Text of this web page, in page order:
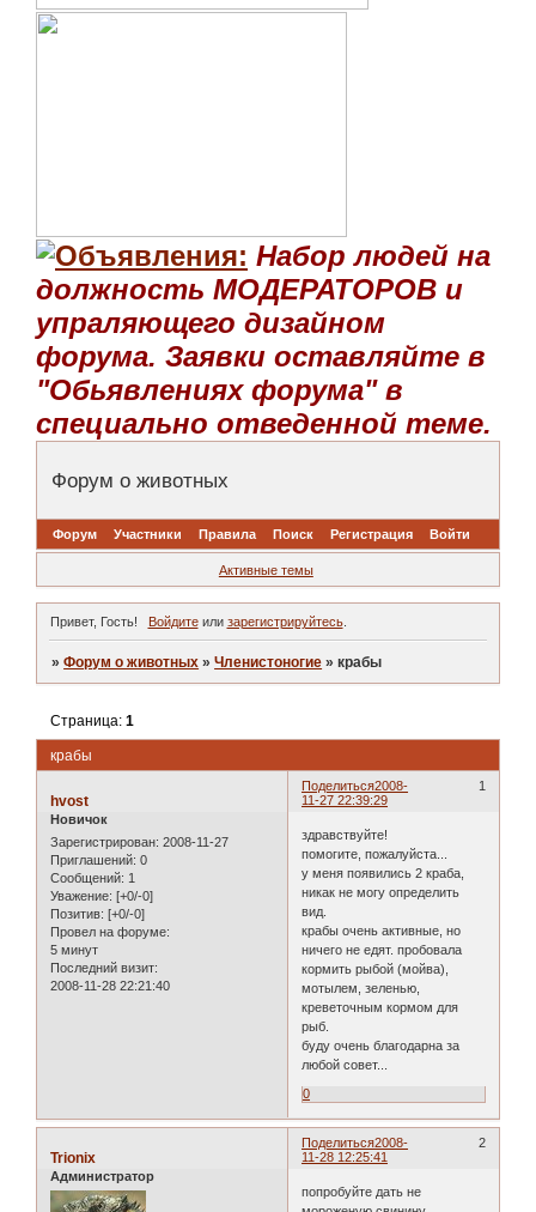
Набор людей на
должность МОДЕРАТОРОВ и
упраляющего дизайном
форума. Заявки оставляйте в
"Обьявлениях форума" в
специально отведенной теме.
Форум о животных
Форум Участники Правила Поиск Регистрация Войти
Активные темы
Привет, Гость! Войдитеили зарегистрируйтесь.
»Форум о животных »Членистоногие »крабы
крабы
Страница:1
Поделиться 1
2008-
11-27 22:39:29
hvost
Новичок
Зарегистрирован: 2008-11-27
Приглашений: 0
Сообщений: 1
Уважение: [+0/-0]
Позитив: [+0/-0]
Провел на форуме:
5 минут
Последний визит:
2008-11-28 22:21:40
здравствуйте!
помогите, пожалуйста...
у меня появились 2 краба,
никак не могу определить
вид.
крабы очень активные, но
ничего не едят. пробовала
кормить рыбой (мойва),
мотылем, зеленью,
креветочным кормом для
рыб.
буду очень благодарна за
любой совет...
0
Поделиться 2
2008-
11-28 12:25:41
Trionix
Администратор
попробуйте дать не